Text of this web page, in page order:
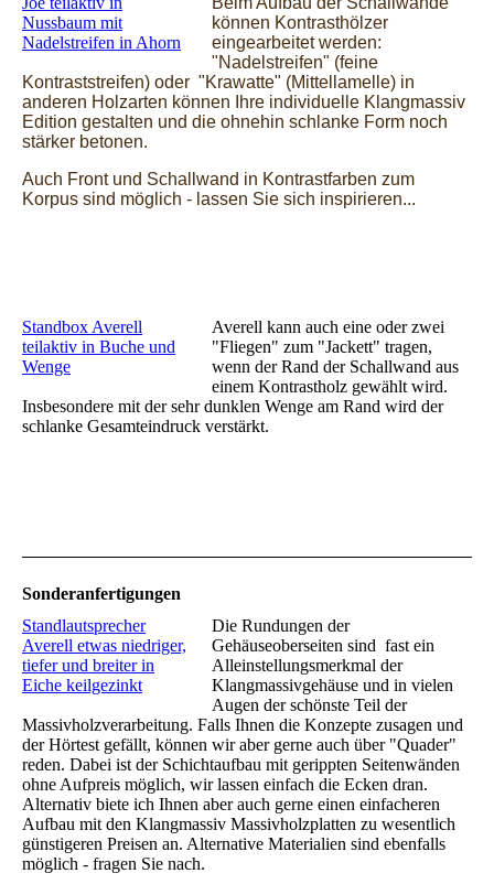
Nussbaum mit
Nadelstreifen in Ahorn
können Kontrasthölzer
eingearbeitet werden:
"Nadelstreifen" (feine
Kontraststreifen) oder "Krawatte" (Mittellamelle) in
anderen Holzarten können Ihre individuelle Klangmassiv
Edition gestalten und die ohnehin schlanke Form noch
stärker betonen.
Auch Front und Schallwand in Kontrastfarben zum
Korpus sind möglich - lassen Sie sich inspirieren...
Standbox Averell
teilaktiv in Buche und
Wenge
Averell kann auch eine oder zwei
"Fliegen" zum "Jackett" tragen,
wenn der Rand der Schallwand aus
einem Kontrastholz gewählt wird.
Insbesondere mit der sehr dunklen Wenge am Rand wird der
schlanke Gesamteindruck verstärkt.
Sonderanfertigungen
Standlautsprecher
Averell etwas niedriger,
tiefer und breiter in
Eiche keilgezinkt
Die Rundungen der
Gehäuseoberseiten sind fast ein
Alleinstellungsmerkmal der
Klangmassivgehäuse und in vielen
Augen der schönste Teil der
Massivholzverarbeitung. Falls Ihnen die Konzepte zusagen und
der Hörtest gefällt, können wir aber gerne auch über "Quader"
reden. Dabei ist der Schichtaufbau mit gerippten Seitenwänden
ohne Aufpreis möglich, wir lassen einfach die Ecken dran.
Alternativ biete ich Ihnen aber auch gerne einen einfacheren
Aufbau mit den Klangmassiv Massivholzplatten zu wesentlich
günstigeren Preisen an. Alternative Materialien sind ebenfalls
möglich - fragen Sie nach.